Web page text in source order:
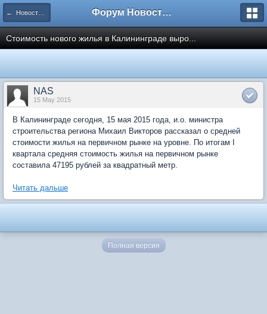
← Новости рынка недвижимости Форум Новостройки
Стоимость нового жилья в Калининграде выро...
NAS
15 May 2015
В Калининграде сегодня, 15 мая 2015 года, и.о. министра
строительства региона Михаил Викторов рассказал о средней
стоимости жилья на первичном рынке на уровне. По итогам I
квартала средняя стоимость жилья на первичном рынке
составила 47195 рублей за квадратный метр.
Читать дальше
Полная версия